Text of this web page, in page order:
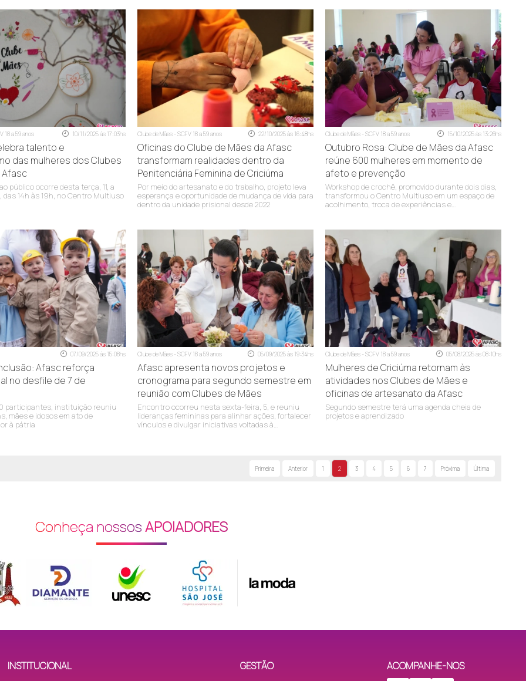
de Deus)
São José - SI)
(SC)
18 a 59 anos 10/11/2025 às 17:03hs
talento e
das mulheres dos Clubes
Afasc
público ocorre desta terça, 11, a
das 14h às 19h, no Centro Multiuso
Clube de Mães - SCFV 18 a 59 anos 22/10/2025 às 16:48hs
Oficinas do Clube de Mães da Afasc
transformam realidades dentro da
Penitenciária Feminina de Criciúma
Por meio do artesanato e do trabalho, projeto leva
esperança e oportunidade de mudança de vida para
dentro da unidade prisional desde 2022
Clube de Mães - SCFV 18 a 59 anos 15/10/2025 às 13:26hs
Outubro Rosa: Clube de Mães da Afasc
reúne 600 mulheres em momento de
afeto e prevenção
Workshop de crochê, promovido durante dois dias,
transformou o Centro Multiuso em um espaço de
acolhimento, troca de experiências e
07/09/2025 às 15:08hs
Afasc reforça
no desfile de 7 de
participantes, instituição reuniu
mães e idosos em ato de
à pátria
Clube de Mães - SCFV 18 a 59 anos 05/09/2025 às 19:34hs
Afasc apresenta novos projetos e
cronograma para segundo semestre em
reunião com Clubes de Mães
Encontro ocorreu nesta sexta-feira, 5, e reuniu
lideranças femininas para alinhar ações, fortalecer
vínculos e divulgar iniciativas voltadas à
Clube de Mães - SCFV 18 a 59 anos 05/08/2025 às 08:10hs
Mulheres de Criciúma retornam às
atividades nos Clubes de Mães e
oficinas de artesanato da Afasc
Segundo semestre terá uma agenda cheia de
projetos e aprendizado
Primeira Anterior 1 2 3 4 5 6 7 Próxima Última
Conheça nossosAPOIADORES
INSTITUCIONAL GESTÃO ACOMPANHE-NOS